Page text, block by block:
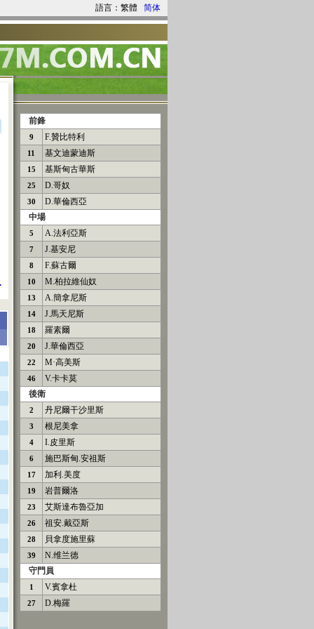
語言：繁體 简体
前鋒
9 F.贊比特利
11 基文迪蒙迪斯
15 基斯甸古華斯
25 D.哥奴
30
D.華倫西亞
中場
5 A.法利亞斯
7 J.基安尼
8 F.蘇古爾
10 M.柏拉維仙奴
13 A.簡拿尼斯
14 J.馬天尼斯
18 羅素爾
20 J.華倫西亞
22 M·高美斯
46
V.卡卡莫
後衛
2 丹尼爾干沙里斯
3 根尼美拿
4 I.皮里斯
6 施巴斯甸.安祖斯
17 加利.美度
19 岩普爾洛
23 艾斯達布魯亞加
26 祖安.戴亞斯
28 貝拿度施里蘇
39
N.维兰德
守門員
1 V.賓拿杜
27 D.梅羅